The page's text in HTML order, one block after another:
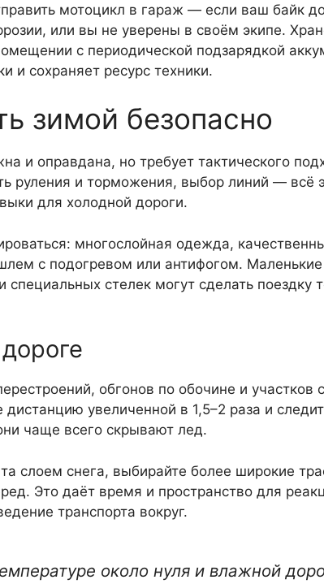
мотоцикл в гараж — если ваш байк
или вы не уверены в своём экипе.
с периодической подзарядкой
и сохраняет ресурс техники.
зимой безопасно
и оправдана, но требует тактического
руления и торможения, выбор линий — всё
для холодной дороги.
многослойная одежда,
с подогревом или антифогом.
специальных стелек могут сделать поездку
обгонов по обочине и участков
увеличенной в 1,5–2 раза и
чаще всего скрывают лед.
слоем снега, выбирайте более широкие
Это даёт время и пространство для
транспорта вокруг.
около нуля и влажной